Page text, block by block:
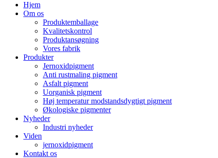
Hjem
Om os
Produktemballage
Kvalitetskontrol
Produktansøgning
Vores fabrik
Produkter
Jernoxidpigment
Anti rustmaling pigment
Asfalt pigment
Uorganisk pigment
Høj temperatur modstandsdygtigt pigment
Økologiske pigmenter
Nyheder
Industri nyheder
Viden
jernoxidpigment
Kontakt os